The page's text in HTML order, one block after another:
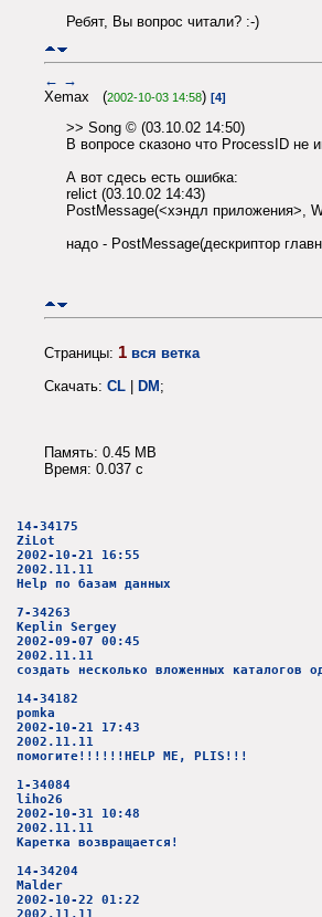
Ребят, Вы вопрос читали? :-)
← →
Xemax (2002-10-03 14:58) [4]
>> Song © (03.10.02 14:50)
В вопросе сказоно что ProcessID не
А вот сдесь есть ошибка:
relict (03.10.02 14:43)
PostMessage(<хэндл приложения>,
надо - PostMessage(дескриптор
Страницы: 1 вся ветка
Скачать: CL | DM;
Память: 0.45 MB
Время: 0.037 c
14-34175
ZiLot
2002-10-21 16:55
2002.11.11
Help по базам данных
7-34263
Keplin Sergey
2002-09-07 00:45
2002.11.11
создать несколько вложенных каталогов
14-34182
pomka
2002-10-21 17:43
2002.11.11
помогите!!!!!!HELP ME, PLIS!!!
1-34084
liho26
2002-10-31 10:48
2002.11.11
Каретка возвращается!
14-34204
Malder
2002-10-22 01:22